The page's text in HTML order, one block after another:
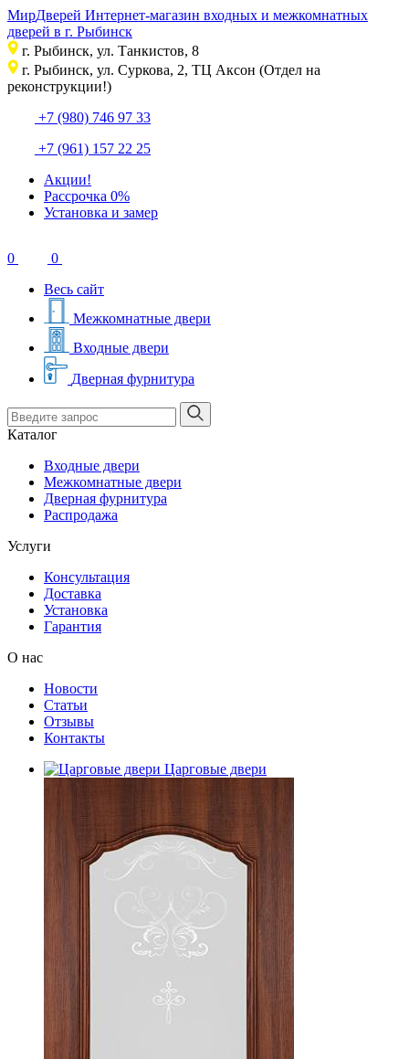
МирДверей Интернет-магазин входных и межкомнатных
дверей в г. Рыбинск
г. Рыбинск, ул. Танкистов, 8
г. Рыбинск, ул. Суркова, 2, ТЦ Аксон (Отдел на
реконструкции!)
+7 (980) 746 97 33
+7 (961) 157 22 25
Акции!
Рассрочка 0%
Установка и замер
0
0
Весь сайт
Межкомнатные двери
Входные двери
Дверная фурнитура
Каталог
Входные двери
Межкомнатные двери
Дверная фурнитура
Распродажа
Услуги
Консультация
Доставка
Установка
Гарантия
О нас
Новости
Статьи
Отзывы
Контакты
Царговые двери